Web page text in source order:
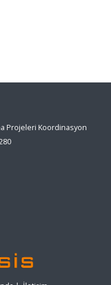
Projeleri Koordinasyon